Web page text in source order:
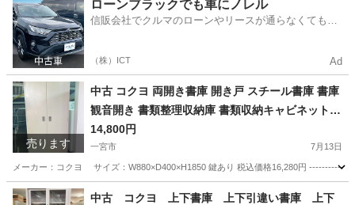
ローンブラックでも車にノレル
信販会社でクルマのローンやリースが通らなくてもク
（株）ICT Ad
売ります
中古 コクヨ 両開き書庫 開き戸 スチール書庫 書庫
観音開き 書類整理収納庫 書類収納キャビネット 5
段 鍵付 W880×D400×H1850 KOKUYO 愛知 岐
阜 三重 一宮市 グッドプライス一宮
14,800円
一宮市 7月13日
メーカー：コクヨ サイズ：W880×D400×H1850 鍵あり 税込価格16,280円
愛知 一宮市 オフィス用家具
中古 コクヨ 上下書庫 上下引違い書庫 上下